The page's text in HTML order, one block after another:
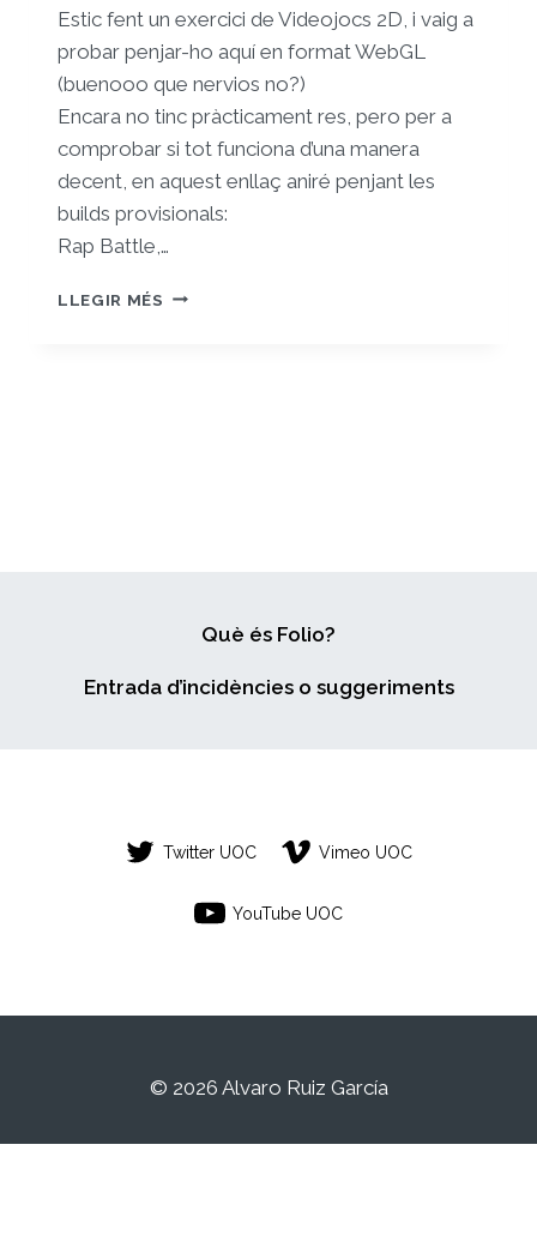
Estic fent un exercici de Videojocs 2D, i vaig a
probar penjar-ho aquí en format WebGL
(buenooo que nervios no?)
Encara no tinc pràcticament res, pero per a
comprobar si tot funciona d’una manera
decent, en aquest enllaç aniré penjant les
builds provisionals:
Rap Battle,…
LLEGIR MÉS PROXIMA
Què és Folio?
Entrada d’incidències o suggeriments
Twitter UOC Vimeo UOC
YouTube UOC
© 2026 Alvaro Ruiz García